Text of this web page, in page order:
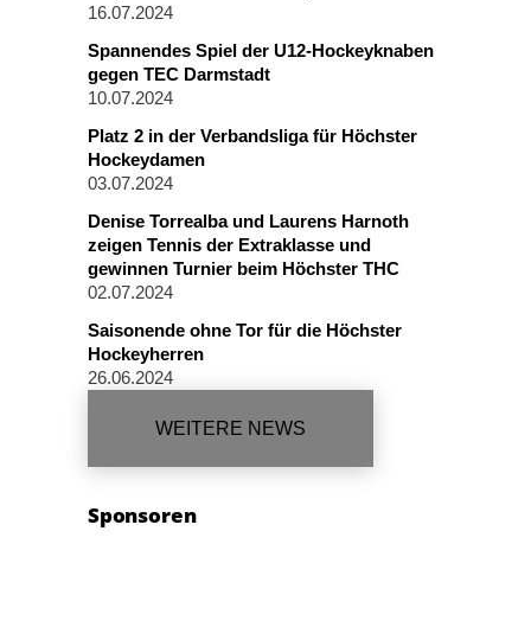
16.07.2024
Spannendes Spiel der U12-Hockeyknaben
gegen TEC Darmstadt
10.07.2024
Platz 2 in der Verbandsliga für Höchster
Hockeydamen
03.07.2024
Denise Torrealba und Laurens Harnoth
zeigen Tennis der Extraklasse und
gewinnen Turnier beim Höchster THC
02.07.2024
Saisonende ohne Tor für die Höchster
Hockeyherren
26.06.2024
WEITERE NEWS
Sponsoren